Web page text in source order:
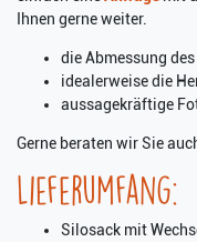
Ihnen gerne weiter.
die Abmessung
idealerweise die
aussagekräftige
Gerne beraten wir Sie
Lieferumfang:
Silosack mit